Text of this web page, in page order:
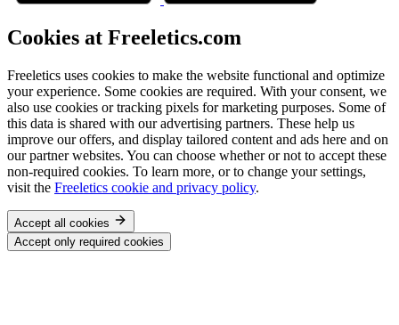
Cookies at Freeletics.com
Freeletics uses cookies to make the website functional and optimize
your experience. Some cookies are required. With your consent, we
also use cookies or tracking pixels for marketing purposes. Some of
this data is shared with our advertising partners. These help us
improve our offers, and display tailored content and ads here and on
our partner websites. You can choose whether or not to accept these
non-required cookies. To learn more, or to change your settings,
visit the Freeletics cookie and privacy policy.
Accept all cookies
Accept only required cookies